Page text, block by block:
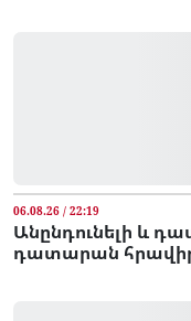
06.08.26 / 22:19
Անընդունելի և
դատարան